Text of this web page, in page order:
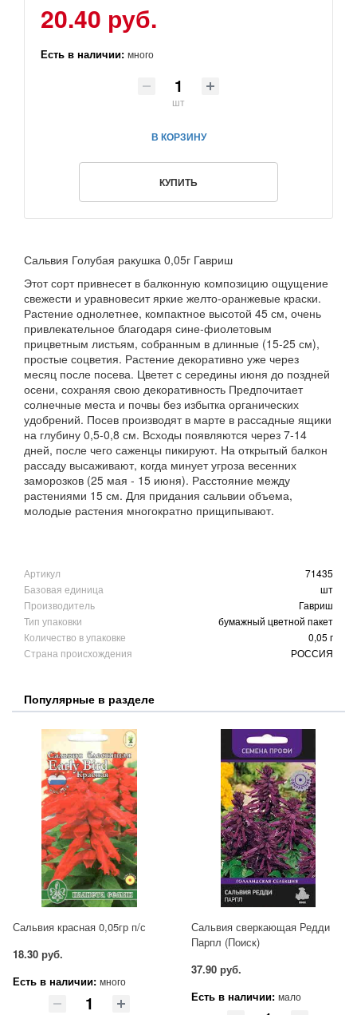
20.40 руб.
Есть в наличии: много
шт
В КОРЗИНУ
КУПИТЬ
Сальвия Голубая ракушка 0,05г Гавриш
Этот сорт привнесет в балконную композицию ощущение
свежести и уравновесит яркие желто-оранжевые краски.
Растение однолетнее, компактное высотой 45 см, очень
привлекательное благодаря сине-фиолетовым
прицветным листьям, собранным в длинные (15-25 см),
простые соцветия. Растение декоративно уже через
месяц после посева. Цветет с середины июня до поздней
осени, сохраняя свою декоративность Предпочитает
солнечные места и почвы без избытка органических
удобрений. Посев производят в марте в рассадные ящики
на глубину 0,5-0,8 см. Всходы появляются через 7-14
дней, после чего саженцы пикируют. На открытый балкон
рассаду высаживают, когда минует угроза весенних
заморозков (25 мая - 15 июня). Расстояние между
растениями 15 см. Для придания сальвии объема,
молодые растения многократно прищипывают.
Артикул
71435
Базовая единица
шт
Производитель
Гавриш
Тип упаковки
бумажный цветной пакет
Количество в упаковке
0,05 г
Страна происхождения
РОССИЯ
Популярные в разделе
Сальвия красная 0,05гр п/с
18.30 руб.
Есть в наличии: много
Сальвия сверкающая Редди
Парпл (Поиск)
37.90 руб.
Есть в наличии: мало